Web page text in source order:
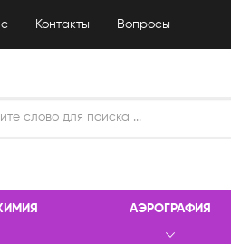
Контакты Вопросы
АЭРОГРАФИЯ